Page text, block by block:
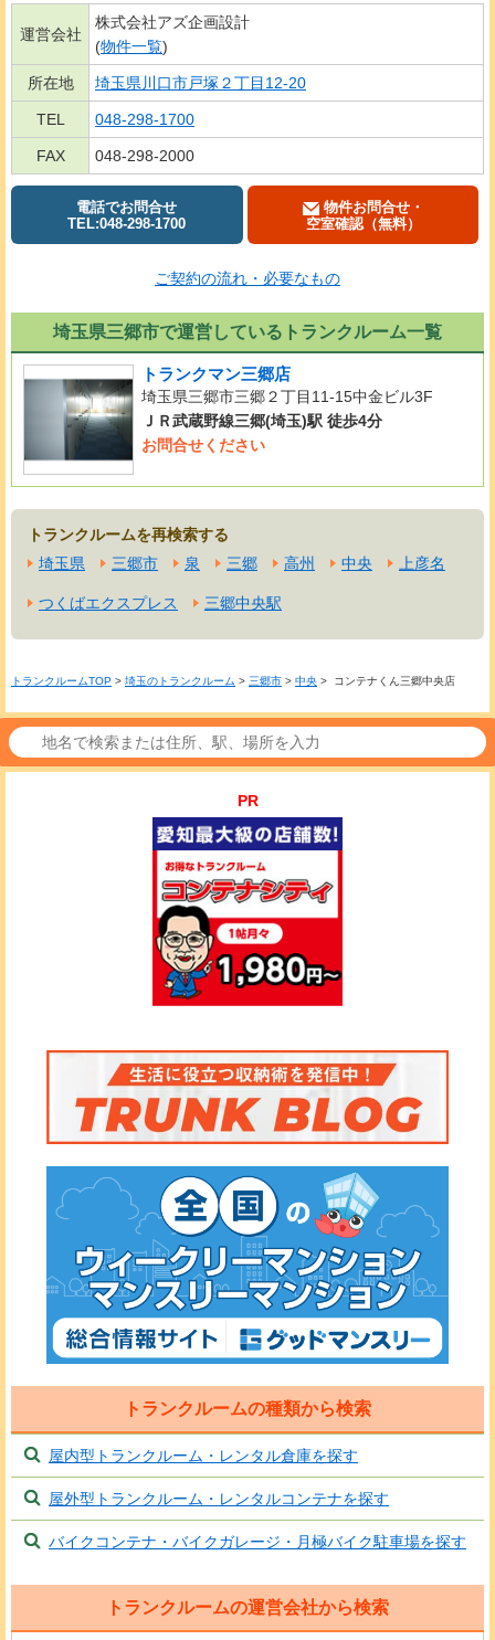
運営会社
株式会社アズ企画設計
(物件一覧)
所在地 埼玉県川口市戸塚２丁目12-20
TEL 048-298-1700
FAX 048-298-2000
電話でお問合せ
TEL:048-298-1700
物件お問合せ・
空室確認（無料）
ご契約の流れ・必要なもの
埼玉県三郷市で運営しているトランクルーム一覧
トランクマン三郷店
埼玉県三郷市三郷２丁目11-15中金ビル3F
ＪＲ武蔵野線三郷(埼玉)駅 徒歩4分
お問合せください
トランクルームを再検索する
埼玉県
三郷市 泉 三郷 高州 中央 上彦名
つくばエクスプレス 三郷中央駅
トランクルームTOP > 埼玉のトランクルーム > 三郷市 > 中央 > コンテナくん三郷中央店
PR
トランクルームの種類から検索
屋内型トランクルーム・レンタル倉庫を探す
屋外型トランクルーム・レンタルコンテナを探す
バイクコンテナ・バイクガレージ・月極バイク駐車場を探す
トランクルームの運営会社から検索